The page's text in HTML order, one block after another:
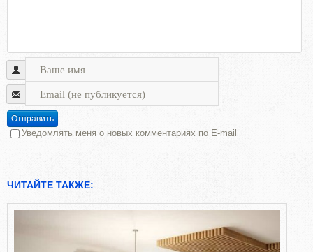
Отправить
Уведомлять меня о новых комментариях по E-mail
ЧИТАЙТЕ ТАКЖЕ: